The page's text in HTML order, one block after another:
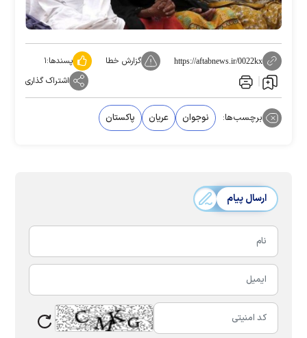
https://aftabnews.ir/0022kx گزارش خطا پسندها:۱
اشتراک گذاری
برچسب‌ها: نوجوان عریان پاکستان
ارسال پیام